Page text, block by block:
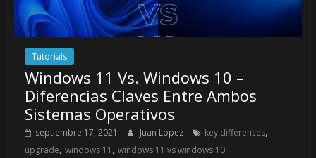
Tutorials
Windows 11 Vs. Windows 10 –
Diferencias Claves Entre Ambos
Sistemas Operativos
septiembre 17, 2021 Juan Lopez key differences,
upgrade, windows 11 , windows 11 vs windows 10